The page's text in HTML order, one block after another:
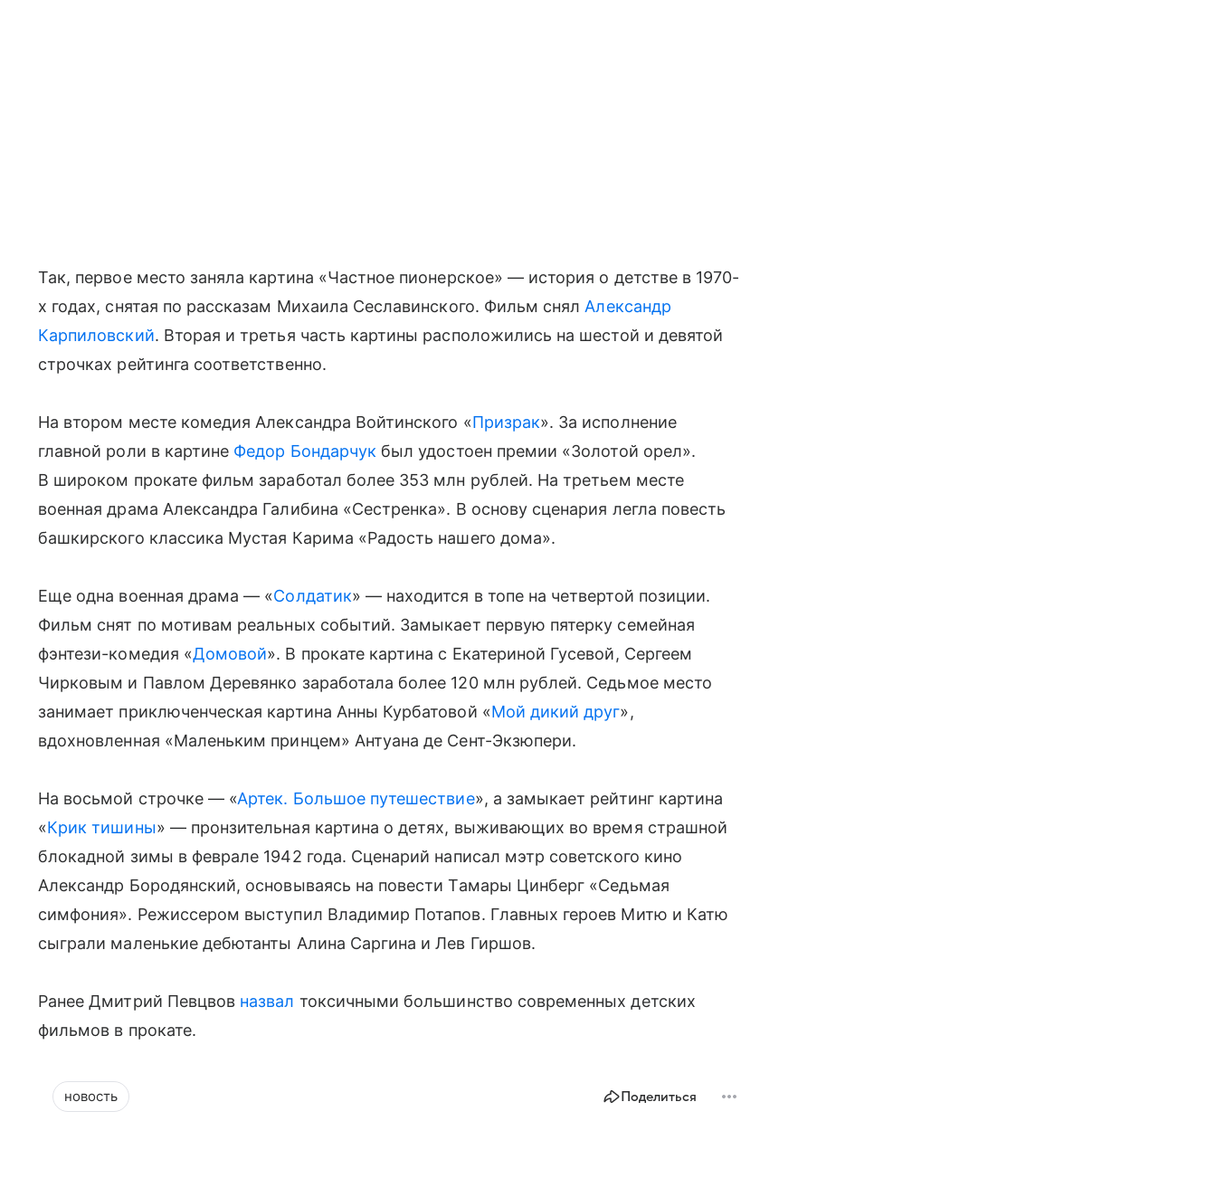
Так, первое место заняла картина «Частное пионерское» — история о детстве в 1970-
х годах, снятая по рассказам Михаила Сеславинского. Фильм снял Александр
Карпиловский. Вторая и третья часть картины расположились на шестой и девятой
строчках рейтинга соответственно.
На втором месте комедия Александра Войтинского «Призрак». За исполнение
главной роли в картине Федор Бондарчук был удостоен премии «Золотой орел».
В широком прокате фильм заработал более 353 млн рублей. На третьем месте
военная драма Александра Галибина «Сестренка». В основу сценария легла повесть
башкирского классика Мустая Карима «Радость нашего дома».
Еще одна военная драма — «Солдатик» — находится в топе на четвертой позиции.
Фильм снят по мотивам реальных событий. Замыкает первую пятерку семейная
фэнтези-комедия «Домовой». В прокате картина с Екатериной Гусевой, Сергеем
Чирковым и Павлом Деревянко заработала более 120 млн рублей. Седьмое место
занимает приключенческая картина Анны Курбатовой «Мой дикий друг»,
вдохновленная «Маленьким принцем» Антуана де Сент-Экзюпери.
На восьмой строчке — «Артек. Большое путешествие», а замыкает рейтинг картина
«Крик тишины» — пронзительная картина о детях, выживающих во время страшной
блокадной зимы в феврале 1942 года. Сценарий написал мэтр советского кино
Александр Бородянский, основываясь на повести Тамары Цинберг «Седьмая
симфония». Режиссером выступил Владимир Потапов. Главных героев Митю и Катю
сыграли маленькие дебютанты Алина Саргина и Лев Гиршов.
Ранее Дмитрий Певцвов назвал токсичными большинство современных детских
фильмов в прокате.
новость Поделиться